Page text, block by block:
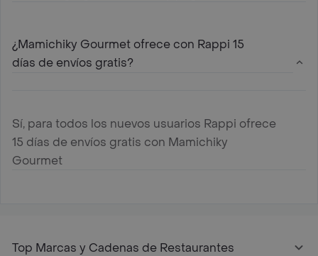
¿Mamichiky Gourmet ofrece con Rappi 15
días de envíos gratis?
Sí, para todos los nuevos usuarios Rappi ofrece
15 días de envíos gratis con Mamichiky
Gourmet
Top Marcas y Cadenas de Restaurantes